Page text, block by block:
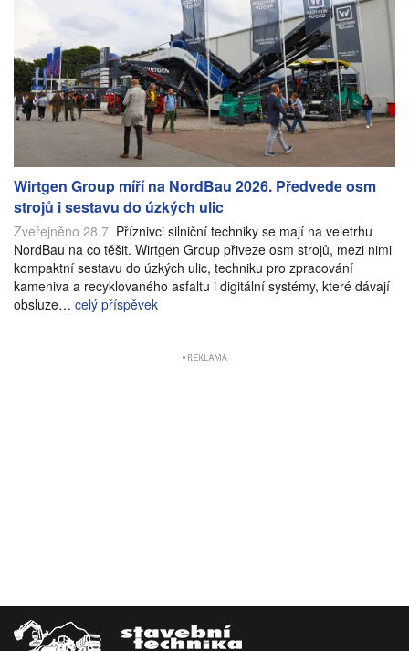
Wirtgen Group míří na NordBau 2026. Předvede osm
strojů i sestavu do úzkých ulic
Zveřejněno 28.7. Příznivci silniční techniky se mají na veletrhu
NordBau na co těšit. Wirtgen Group přiveze osm strojů, mezi nimi
kompaktní sestavu do úzkých ulic, techniku pro zpracování
kameniva a recyklovaného asfaltu i digitální systémy, které dávají
obsluze… celý příspěvek